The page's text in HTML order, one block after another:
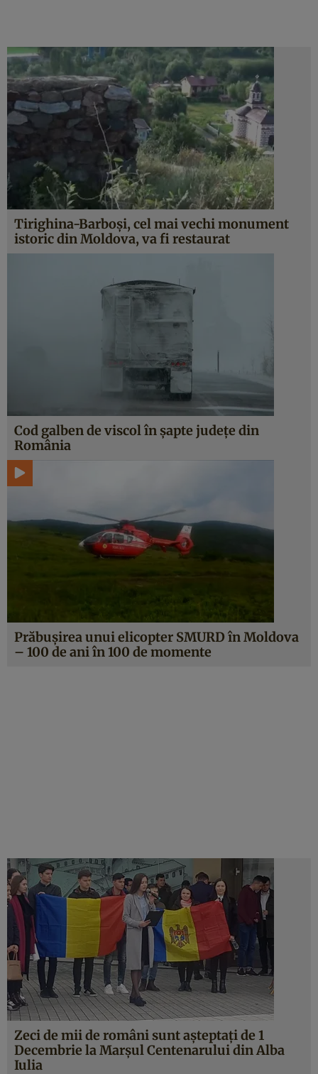
Tirighina-Barboşi, cel mai vechi monument
istoric din Moldova, va fi restaurat
Cod galben de viscol în şapte judeţe din
România
Prăbuşirea unui elicopter SMURD în Moldova
– 100 de ani în 100 de momente
Zeci de mii de români sunt aşteptaţi de 1
Decembrie la Marşul Centenarului din Alba
Iulia